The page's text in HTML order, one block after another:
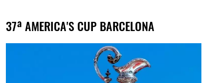
37ª AMERICA'S CUP BARCELONA